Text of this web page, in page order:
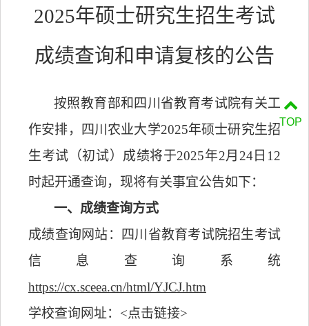
2025年硕士研究生招生考试
成绩查询和申请复核的公告
按照教育部和 四川省教育考试院有关工
作安排，四川农业大学2025年硕士研究生招
生考试（初试）成绩将于2025年2月24日 12
时起开通查询， 现将有关事宜公告如下：
一、 成绩查询方式
成绩查询网站：四川省教育考试院招生考试
信息查询系统
https://cx.sceea.cn/html/YJCJ.htm
学校查询网址：<点击链接>
TOP